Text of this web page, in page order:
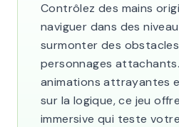
Contrôlez des mains
naviguer dans des
surmonter des
personnages
animations attrayantes
sur la logique, ce jeu
immersive qui teste